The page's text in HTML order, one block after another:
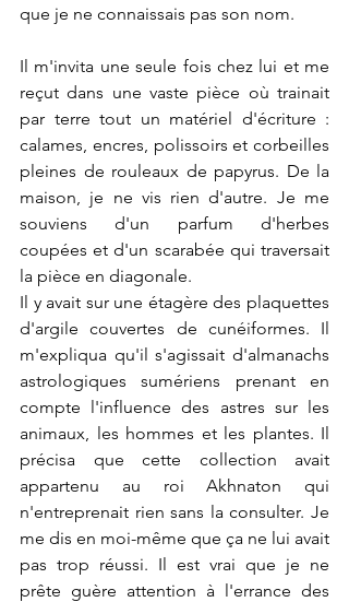
que je ne connaissais pas son nom.
Il m'invita une seule fois chez lui et me
reçut dans une vaste pièce où trainait
par terre tout un matériel d'écriture :
calames, encres, polissoirs et corbeilles
pleines de rouleaux de papyrus. De la
maison, je ne vis rien d'autre. Je me
souviens d'un parfum d'herbes
coupées et d'un scarabée qui traversait
la pièce en diagonale.
Il y avait sur une étagère des plaquettes
d'argile couvertes de cunéiformes. Il
m'expliqua qu'il s'agissait d'almanachs
astrologiques sumériens prenant en
compte l'influence des astres sur les
animaux, les hommes et les plantes. Il
précisa que cette collection avait
appartenu au roi Akhnaton qui
n'entreprenait rien sans la consulter. Je
me dis en moi-même que ça ne lui avait
pas trop réussi. Il est vrai que je ne
prête guère attention à l'errance des